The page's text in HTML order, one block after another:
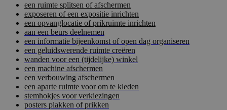
een ruimte splitsen of afschermen
exposeren of een expositie inrichten
een opvanglocatie of prikruimte inrichten
aan een beurs deelnemen
een informatie bijeenkomst of open dag organiseren
een geluidswerende ruimte creëren
wanden voor een (tijdelijke) winkel
een machine afschermen
een verbouwing afschermen
een aparte ruimte voor om te kleden
stemhokjes voor verkiezingen
posters plakken of prikken